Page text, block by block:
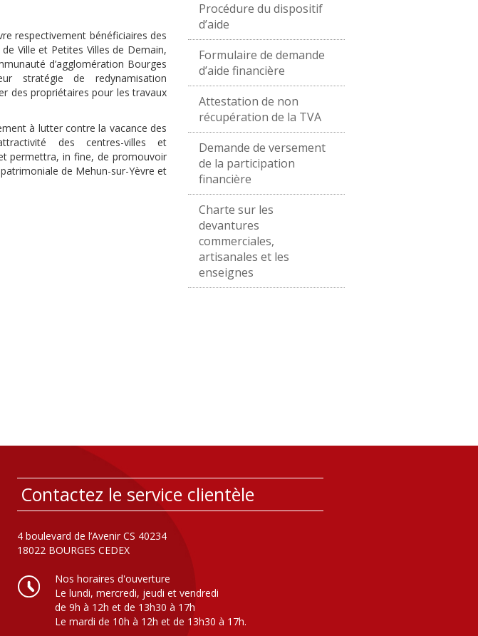
respectivement bénéficiaires des
Ville et Petites Villes de Demain,
d’agglomération Bourges
stratégie de redynamisation
des propriétaires pour les travaux
à lutter contre la vacance des
des centres-villes et
permettra, in fine, de promouvoir
de Mehun-sur-Yèvre et
Procédure du dispositif
d’aide
Formulaire de demande
d’aide financière
Attestation de non
récupération de la TVA
Demande de versement
de la participation
financière
Charte sur les
devantures
commerciales,
artisanales et les
enseignes
Contactez le service clientèle
4 boulevard de l’Avenir CS 40234
18022 BOURGES CEDEX
Nos horaires d'ouverture
Le lundi, mercredi, jeudi et vendredi
de 9h à 12h et de 13h30 à 17h
Le mardi de 10h à 12h et de 13h30 à 17h.